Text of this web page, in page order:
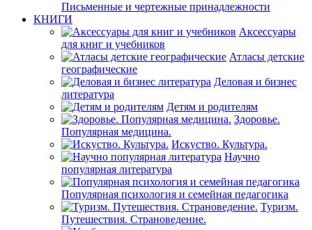
Письменные и чертежные принадлежности
КНИГИ
Аксессуары
для книг и учебников
Атласы детские
географические
Деловая и бизнес
литература
Детям и родителям
Здоровье.
Популярная медицина.
Искуство. Культура.
Научно
популярная литература
Популярная психология и семейная педагогика
Туризм.
Путешествия. Страноведение.